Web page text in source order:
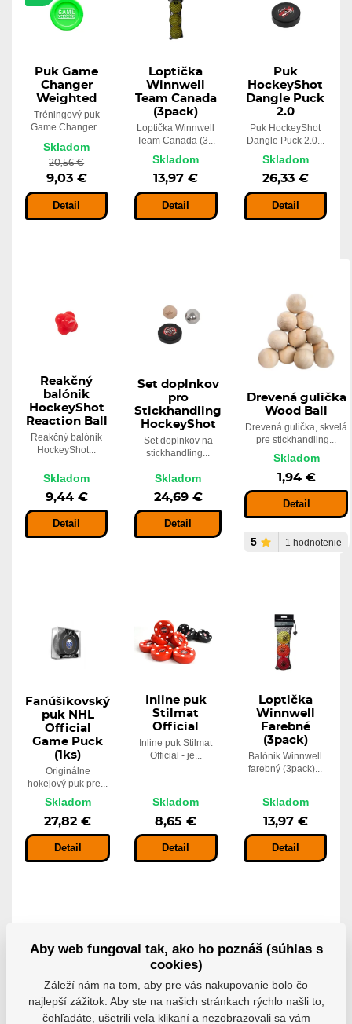
Puk Game
Changer
Weighted
Tréningový puk
Game Changer...
Skladom
20,56 €
9,03 €
Detail
Loptička
Winnwell
Team Canada
(3pack)
Loptička Winnwell
Team Canada (3...
Skladom
13,97 €
Detail
Puk
HockeyShot
Dangle Puck
2.0
Puk HockeyShot
Dangle Puck 2.0...
Skladom
26,33 €
Detail
Reakčný
balónik
HockeyShot
Reaction Ball
Reakčný balónik
HockeyShot...
Skladom
9,44 €
Detail
Set doplnkov
pro
Stickhandling
HockeyShot
Set doplnkov na
stickhandling...
Skladom
24,69 €
Detail
Drevená gulička
Wood Ball
Drevená gulička, skvelá
pre stickhandling...
Skladom
1,94 €
Detail
5 1 hodnotenie
Fanúšikovský
puk NHL
Official
Game Puck
(1ks)
Originálne
hokejový puk pre...
Skladom
27,82 €
Detail
Inline puk
Stilmat
Official
Inline puk Stilmat
Official - je...
Skladom
8,65 €
Detail
Loptička
Winnwell
Farebné
(3pack)
Balónik Winnwell
farebný (3pack)...
Skladom
13,97 €
Detail
Aby web fungoval tak, ako ho poznáš (súhlas s
cookies)
Záleží nám na tom, aby pre vás nakupovanie bolo čo
najlepší zážitok. Aby ste na našich stránkach rýchlo našli to,
čohľadáte, ušetrili veľa klikaní a nezobrazovali sa vám